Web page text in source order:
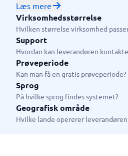
Arena PLM & QMS Solutions
verdensførende system, der
over hele verden. Systemet
fremstille innovative
at levere dem til kunderne
vifte af hjælpemidler og
Læs mere
Virksomhedsstørrelse
Hvilken størrelse virksomhed
Support
Hvordan kan leverandøren
Prøveperiode
Kan man få en gratis prøveperiode?
Sprog
På hvilke sprog findes systemet?
Geografisk område
Hvilke lande opererer